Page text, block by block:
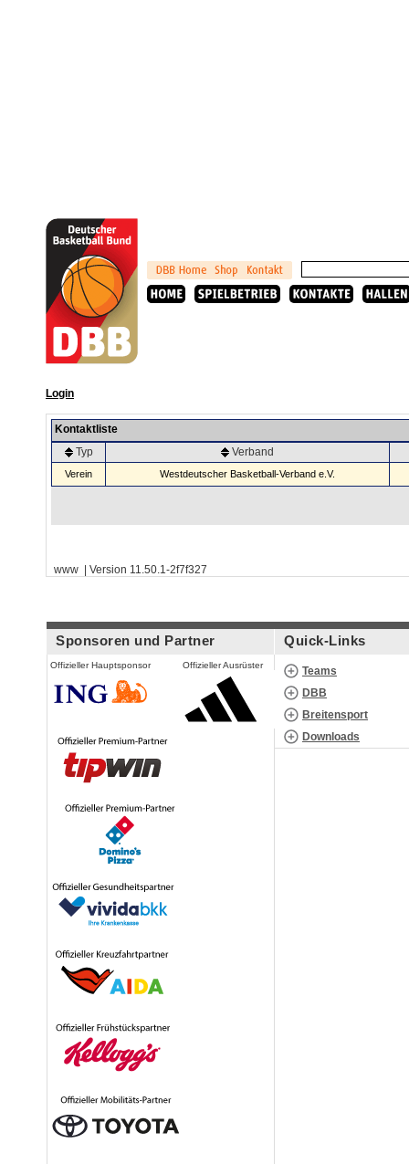
Login
Kontaktliste
Typ
Verband
Verein Westdeutscher Basketball-Verband e.V.
www | Version 11.50.1-2f7f327
Sponsoren und Partner
Offizieller Hauptsponsor Offizieller Ausrüster
Quick-Links
Teams
DBB
Breitensport
Downloads